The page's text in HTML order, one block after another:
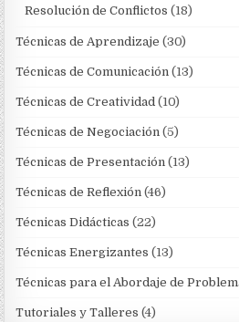
Resolución de Conflictos (18)
Técnicas de Aprendizaje (30)
Técnicas de Comunicación (13)
Técnicas de Creatividad (10)
Técnicas de Negociación (5)
Técnicas de Presentación (13)
Técnicas de Reflexión (46)
Técnicas Didácticas (22)
Técnicas Energizantes (13)
Técnicas para el Abordaje de
Tutoriales y Talleres (4)